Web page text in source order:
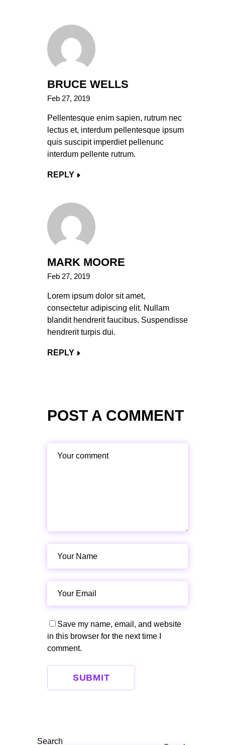
BRUCE WELLS
Feb 27, 2019
Pellentesque enim sapien, rutrum nec
lectus et, interdum pellentesque ipsum
quis suscipit imperdiet pellenunc
interdum pellente rutrum.
REPLY
MARK MOORE
Feb 27, 2019
Lorem ipsum dolor sit amet,
consectetur adipiscing elit. Nullam
blandit hendrerit faucibus. Suspendisse
hendrerit turpis dui.
REPLY
POST A COMMENT
Save my name, email, and website
in this browser for the next time I
comment.
SUBMIT
Search